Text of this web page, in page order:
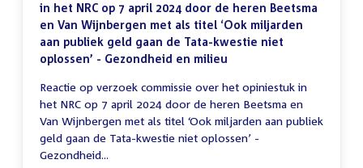
in het NRC op 7 april 2024 door de heren Beetsma
en Van Wijnbergen met als titel ‘Ook miljarden
aan publiek geld gaan de Tata-kwestie niet
oplossen’ - Gezondheid en milieu
Reactie op verzoek commissie over het opiniestuk in
het NRC op 7 april 2024 door de heren Beetsma en
Van Wijnbergen met als titel ‘Ook miljarden aan publiek
geld gaan de Tata-kwestie niet oplossen’ -
Gezondheid...